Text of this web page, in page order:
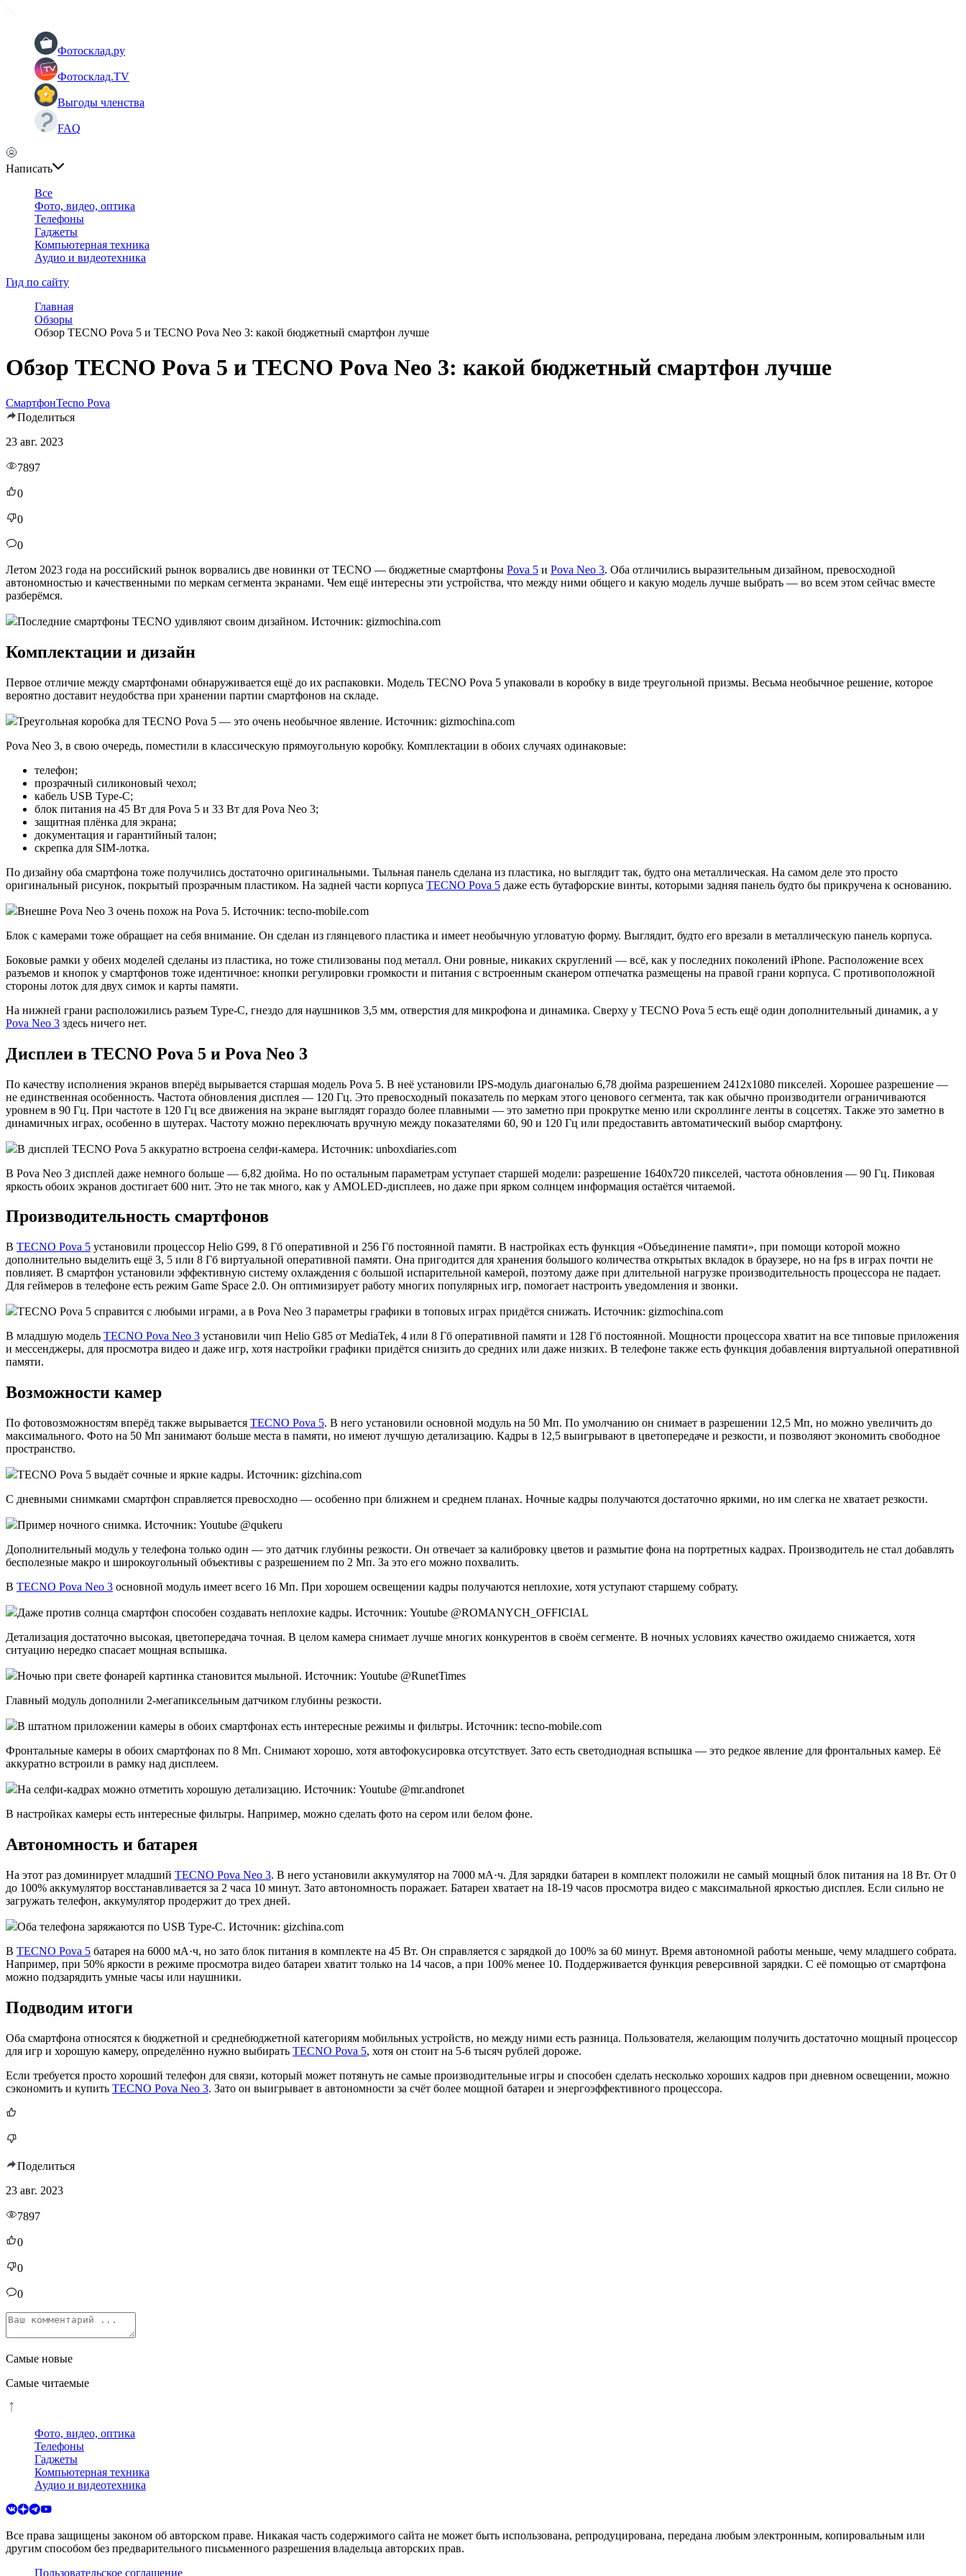
Фотосклад.ру
Фотосклад.TV
Выгоды членства
FAQ
Написать
Все
Фото, видео, оптика
Телефоны
Гаджеты
Компьютерная техника
Аудио и видеотехника
Гид по сайту
Главная
Обзоры
Обзор TECNO Pova 5 и TECNO Pova Neo 3: какой бюджетный смартфон лучше
Обзор TECNO Pova 5 и TECNO Pova Neo 3: какой бюджетный смартфон лучше
СмартфонTecno Pova
Поделиться
23 авг. 2023
7897
0
0
0
Летом 2023 года на российский рынок ворвались две новинки от TECNO — бюджетные смартфоны Pova 5 и Pova Neo 3. Оба отличились выразительным дизайном, превосходной
автономностью и качественными по меркам сегмента экранами. Чем ещё интересны эти устройства, что между ними общего и какую модель лучше выбрать — во всем этом сейчас вместе
разберёмся.
Последние смартфоны TECNO удивляют своим дизайном. Источник: gizmochina.com
Комплектации и дизайн
Первое отличие между смартфонами обнаруживается ещё до их распаковки. Модель TECNO Pova 5 упаковали в коробку в виде треугольной призмы. Весьма необычное решение, которое
вероятно доставит неудобства при хранении партии смартфонов на складе.
Треугольная коробка для TECNO Pova 5 — это очень необычное явление. Источник: gizmochina.com
Pova Neo 3, в свою очередь, поместили в классическую прямоугольную коробку. Комплектации в обоих случаях одинаковые:
телефон;
прозрачный силиконовый чехол;
кабель USB Type-C;
блок питания на 45 Вт для Pova 5 и 33 Вт для Pova Neo 3;
защитная плёнка для экрана;
документация и гарантийный талон;
скрепка для SIM-лотка.
По дизайну оба смартфона тоже получились достаточно оригинальными. Тыльная панель сделана из пластика, но выглядит так, будто она металлическая. На самом деле это просто
оригинальный рисунок, покрытый прозрачным пластиком. На задней части корпуса TECNO Pova 5 даже есть бутафорские винты, которыми задняя панель будто бы прикручена к основанию.
Внешне Pova Neo 3 очень похож на Pova 5. Источник: tecno-mobile.com
Блок с камерами тоже обращает на себя внимание. Он сделан из глянцевого пластика и имеет необычную угловатую форму. Выглядит, будто его врезали в металлическую панель корпуса.
Боковые рамки у обеих моделей сделаны из пластика, но тоже стилизованы под металл. Они ровные, никаких скруглений — всё, как у последних поколений iPhone. Расположение всех
разъемов и кнопок у смартфонов тоже идентичное: кнопки регулировки громкости и питания с встроенным сканером отпечатка размещены на правой грани корпуса. С противоположной
стороны лоток для двух симок и карты памяти.
На нижней грани расположились разъем Type-C, гнездо для наушников 3,5 мм, отверстия для микрофона и динамика. Сверху у TECNO Pova 5 есть ещё один дополнительный динамик, а у
Pova Neo 3 здесь ничего нет.
Дисплеи в TECNO Pova 5 и Pova Neo 3
По качеству исполнения экранов вперёд вырывается старшая модель Pova 5. В неё установили IPS-модуль диагональю 6,78 дюйма разрешением 2412х1080 пикселей. Хорошее разрешение —
не единственная особенность. Частота обновления дисплея — 120 Гц. Это превосходный показатель по меркам этого ценового сегмента, так как обычно производители ограничиваются
уровнем в 90 Гц. При частоте в 120 Гц все движения на экране выглядят гораздо более плавными — это заметно при прокрутке меню или скроллинге ленты в соцсетях. Также это заметно в
динамичных играх, особенно в шутерах. Частоту можно переключать вручную между показателями 60, 90 и 120 Гц или предоставить автоматический выбор смартфону.
В дисплей TECNO Pova 5 аккуратно встроена селфи-камера. Источник: unboxdiaries.com
В Pova Neo 3 дисплей даже немного больше — 6,82 дюйма. Но по остальным параметрам уступает старшей модели: разрешение 1640х720 пикселей, частота обновления — 90 Гц. Пиковая
яркость обоих экранов достигает 600 нит. Это не так много, как у AMOLED-дисплеев, но даже при ярком солнцем информация остаётся читаемой.
Производительность смартфонов
В TECNO Pova 5 установили процессор Helio G99, 8 Гб оперативной и 256 Гб постоянной памяти. В настройках есть функция «Объединение памяти», при помощи которой можно
дополнительно выделить ещё 3, 5 или 8 Гб виртуальной оперативной памяти. Она пригодится для хранения большого количества открытых вкладок в браузере, но на fps в играх почти не
повлияет. В смартфон установили эффективную систему охлаждения с большой испарительной камерой, поэтому даже при длительной нагрузке производительность процессора не падает.
Для геймеров в телефоне есть режим Game Space 2.0. Он оптимизирует работу многих популярных игр, помогает настроить уведомления и звонки.
TECNO Pova 5 справится с любыми играми, а в Pova Neo 3 параметры графики в топовых играх придётся снижать. Источник: gizmochina.com
В младшую модель TECNO Pova Neo 3 установили чип Helio G85 от MediaTek, 4 или 8 Гб оперативной памяти и 128 Гб постоянной. Мощности процессора хватит на все типовые приложения
и мессенджеры, для просмотра видео и даже игр, хотя настройки графики придётся снизить до средних или даже низких. В телефоне также есть функция добавления виртуальной оперативной
памяти.
Возможности камер
По фотовозможностям вперёд также вырывается TECNO Pova 5. В него установили основной модуль на 50 Мп. По умолчанию он снимает в разрешении 12,5 Мп, но можно увеличить до
максимального. Фото на 50 Мп занимают больше места в памяти, но имеют лучшую детализацию. Кадры в 12,5 выигрывают в цветопередаче и резкости, и позволяют экономить свободное
пространство.
TECNO Pova 5 выдаёт сочные и яркие кадры. Источник: gizchina.com
С дневными снимками смартфон справляется превосходно — особенно при ближнем и среднем планах. Ночные кадры получаются достаточно яркими, но им слегка не хватает резкости.
Пример ночного снимка. Источник: Youtube @qukeru
Дополнительный модуль у телефона только один — это датчик глубины резкости. Он отвечает за калибровку цветов и размытие фона на портретных кадрах. Производитель не стал добавлять
бесполезные макро и широкоугольный объективы с разрешением по 2 Мп. За это его можно похвалить.
В TECNO Pova Neo 3 основной модуль имеет всего 16 Мп. При хорошем освещении кадры получаются неплохие, хотя уступают старшему собрату.
Даже против солнца смартфон способен создавать неплохие кадры. Источник: Youtube @ROMANYCH_OFFICIAL
Детализация достаточно высокая, цветопередача точная. В целом камера снимает лучше многих конкурентов в своём сегменте. В ночных условиях качество ожидаемо снижается, хотя
ситуацию нередко спасает мощная вспышка.
Ночью при свете фонарей картинка становится мыльной. Источник: Youtube @RunetTimes
Главный модуль дополнили 2-мегапиксельным датчиком глубины резкости.
В штатном приложении камеры в обоих смартфонах есть интересные режимы и фильтры. Источник: tecno-mobile.com
Фронтальные камеры в обоих смартфонах по 8 Мп. Снимают хорошо, хотя автофокусировка отсутствует. Зато есть светодиодная вспышка — это редкое явление для фронтальных камер. Её
аккуратно встроили в рамку над дисплеем.
На селфи-кадрах можно отметить хорошую детализацию. Источник: Youtube @mr.andronet
В настройках камеры есть интересные фильтры. Например, можно сделать фото на сером или белом фоне.
Автономность и батарея
На этот раз доминирует младший TECNO Pova Neo 3. В него установили аккумулятор на 7000 мА·ч. Для зарядки батареи в комплект положили не самый мощный блок питания на 18 Вт. От 0
до 100% аккумулятор восстанавливается за 2 часа 10 минут. Зато автономность поражает. Батареи хватает на 18-19 часов просмотра видео с максимальной яркостью дисплея. Если сильно не
загружать телефон, аккумулятор продержит до трех дней.
Оба телефона заряжаются по USB Type-С. Источник: gizchina.com
В TECNO Pova 5 батарея на 6000 мА·ч, но зато блок питания в комплекте на 45 Вт. Он справляется с зарядкой до 100% за 60 минут. Время автономной работы меньше, чему младшего собрата.
Например, при 50% яркости в режиме просмотра видео батареи хватит только на 14 часов, а при 100% менее 10. Поддерживается функция реверсивной зарядки. С её помощью от смартфона
можно подзарядить умные часы или наушники.
Подводим итоги
Оба смартфона относятся к бюджетной и среднебюджетной категориям мобильных устройств, но между ними есть разница. Пользователя, желающим получить достаточно мощный процессор
для игр и хорошую камеру, определённо нужно выбирать TECNO Pova 5, хотя он стоит на 5-6 тысяч рублей дороже.
Если требуется просто хороший телефон для связи, который может потянуть не самые производительные игры и способен сделать несколько хороших кадров при дневном освещении, можно
сэкономить и купить TECNO Pova Neo 3. Зато он выигрывает в автономности за счёт более мощной батареи и энергоэффективного процессора.
Поделиться
23 авг. 2023
7897
0
0
0
Самые новые
Самые читаемые
Фото, видео, оптика
Телефоны
Гаджеты
Компьютерная техника
Аудио и видеотехника
Все права защищены законом об авторском праве. Никакая часть содержимого сайта не может быть использована, репродуцирована, передана любым электронным, копировальным или
другим способом без предварительного письменного разрешения владельца авторских прав.
Пользовательское соглашение